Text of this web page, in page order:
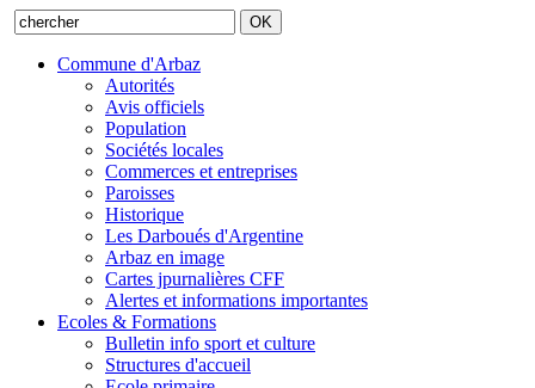
Commune d'Arbaz
Autorités
Avis officiels
Population
Sociétés locales
Commerces et entreprises
Paroisses
Historique
Les Darboués d'Argentine
Arbaz en image
Cartes jpurnalières CFF
Alertes et informations importantes
Ecoles & Formations
Bulletin info sport et culture
Structures d'accueil